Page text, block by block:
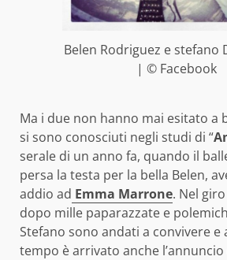
Belen Rodriguez e stefano
| © Facebook
Ma i due non hanno mai esitato a
si sono conosciuti negli studi di “
serale di un anno fa, quando il
persa la testa per la bella Belen,
addio ad Emma Marrone. Nel
dopo mille paparazzate e
Stefano sono andati a convivere e
tempo è arrivato anche